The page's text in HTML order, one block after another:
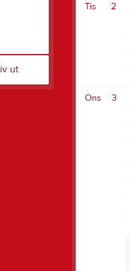
ut
2
Tis
3
Ons